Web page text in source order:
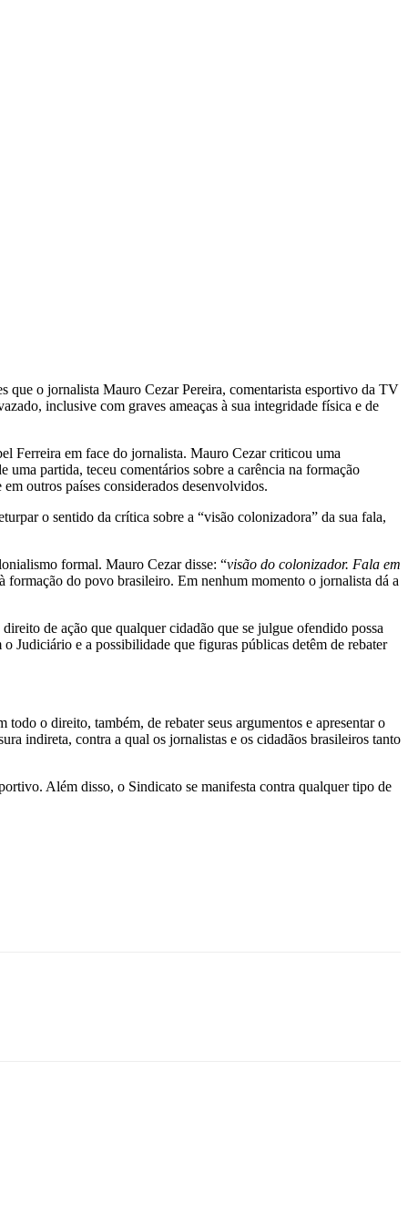
que o jornalista Mauro Cezar Pereira, comentarista esportivo da TV
inclusive com graves ameaças à sua integridade física e de
Ferreira em face do jornalista. Mauro Cezar criticou uma
partida, teceu comentários sobre a carência na formação
outros países considerados desenvolvidos.
o sentido da crítica sobre a “visão colonizadora” da sua fala,
formal. Mauro Cezar disse: “visão do colonizador. Fala em
formação do povo brasileiro. Em nenhum momento o jornalista dá a
de ação que qualquer cidadão que se julgue ofendido possa
Judiciário e a possibilidade que figuras públicas detêm de rebater
o direito, também, de rebater seus argumentos e apresentar o
indireta, contra a qual os jornalistas e os cidadãos brasileiros tanto
Além disso, o Sindicato se manifesta contra qualquer tipo de